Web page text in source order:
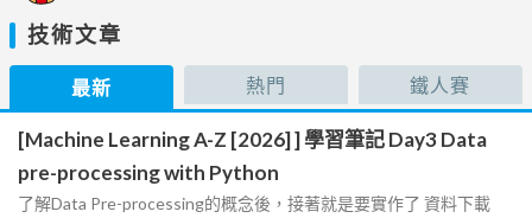
技術文章
最新 熱門 鐵人賽
[Machine Learning A-Z [2026] ] 學習筆記 Day3 Data
pre-processing with Python
了解Data Pre-processing的概念後，接著就是要實作了 資料下載